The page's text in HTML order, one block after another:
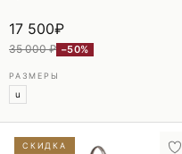
17 500₽
35 000 ₽ −50%
РАЗМЕРЫ
u
СКИДКА